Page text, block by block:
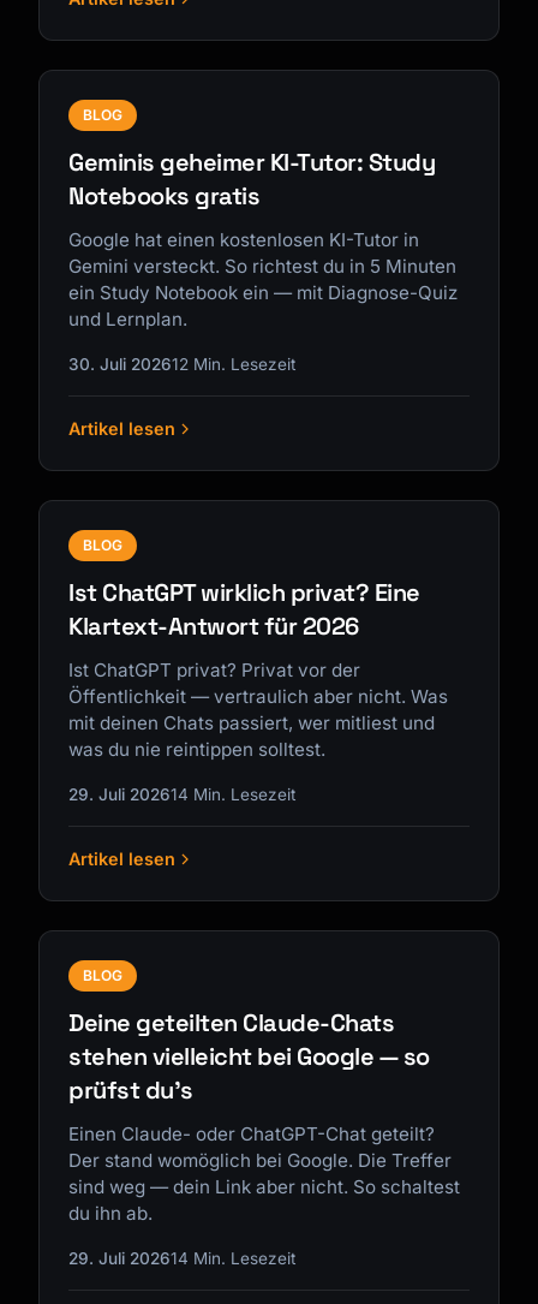
BLOG
Geminis geheimer KI-Tutor: Study
Notebooks gratis
Google hat einen kostenlosen KI-Tutor in
Gemini versteckt. So richtest du in 5 Minuten
ein Study Notebook ein — mit Diagnose-Quiz
und Lernplan.
30. Juli 202612 Min. Lesezeit
Artikel lesen
BLOG
Ist ChatGPT wirklich privat? Eine
Klartext-Antwort für 2026
Ist ChatGPT privat? Privat vor der
Öffentlichkeit — vertraulich aber nicht. Was
mit deinen Chats passiert, wer mitliest und
was du nie reintippen solltest.
29. Juli 202614 Min. Lesezeit
Artikel lesen
BLOG
Deine geteilten Claude-Chats
stehen vielleicht bei Google — so
prüfst du's
Einen Claude- oder ChatGPT-Chat geteilt?
Der stand womöglich bei Google. Die Treffer
sind weg — dein Link aber nicht. So schaltest
du ihn ab.
29. Juli 202614 Min. Lesezeit